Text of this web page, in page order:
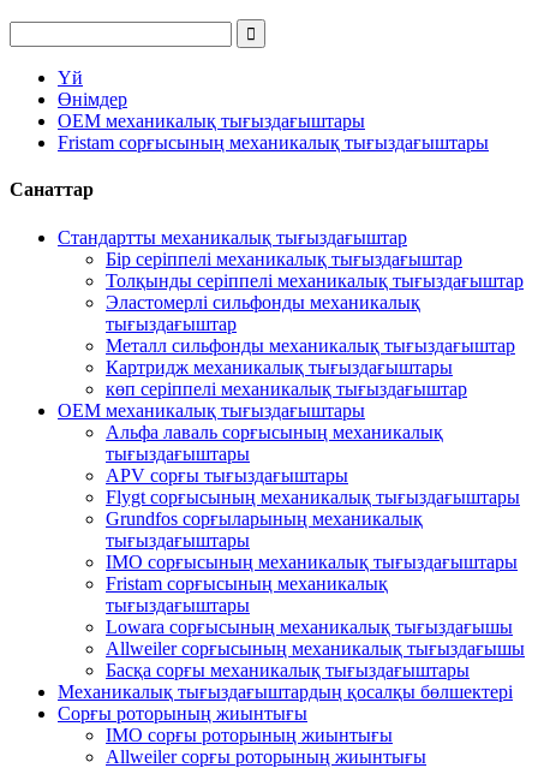
Үй
Өнімдер
OEM механикалық тығыздағыштары
Fristam сорғысының механикалық тығыздағыштары
Санаттар
Стандартты механикалық тығыздағыштар
Бір серіппелі механикалық тығыздағыштар
Толқынды серіппелі механикалық тығыздағыштар
Эластомерлі сильфонды механикалық
тығыздағыштар
Металл сильфонды механикалық тығыздағыштар
Картридж механикалық тығыздағыштары
көп серіппелі механикалық тығыздағыштар
OEM механикалық тығыздағыштары
Альфа лаваль сорғысының механикалық
тығыздағыштары
APV сорғы тығыздағыштары
Flygt сорғысының механикалық тығыздағыштары
Grundfos сорғыларының механикалық
тығыздағыштары
IMO сорғысының механикалық тығыздағыштары
Fristam сорғысының механикалық
тығыздағыштары
Lowara сорғысының механикалық тығыздағышы
Allweiler сорғысының механикалық тығыздағышы
Басқа сорғы механикалық тығыздағыштары
Механикалық тығыздағыштардың қосалқы бөлшектері
Сорғы роторының жиынтығы
IMO сорғы роторының жиынтығы
Allweiler сорғы роторының жиынтығы